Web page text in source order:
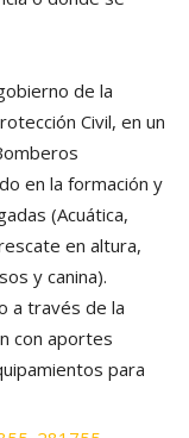
de la
Civil, en un
en la formación y
(Acuática,
en altura,
y canina).
a través de la
con aportes
para